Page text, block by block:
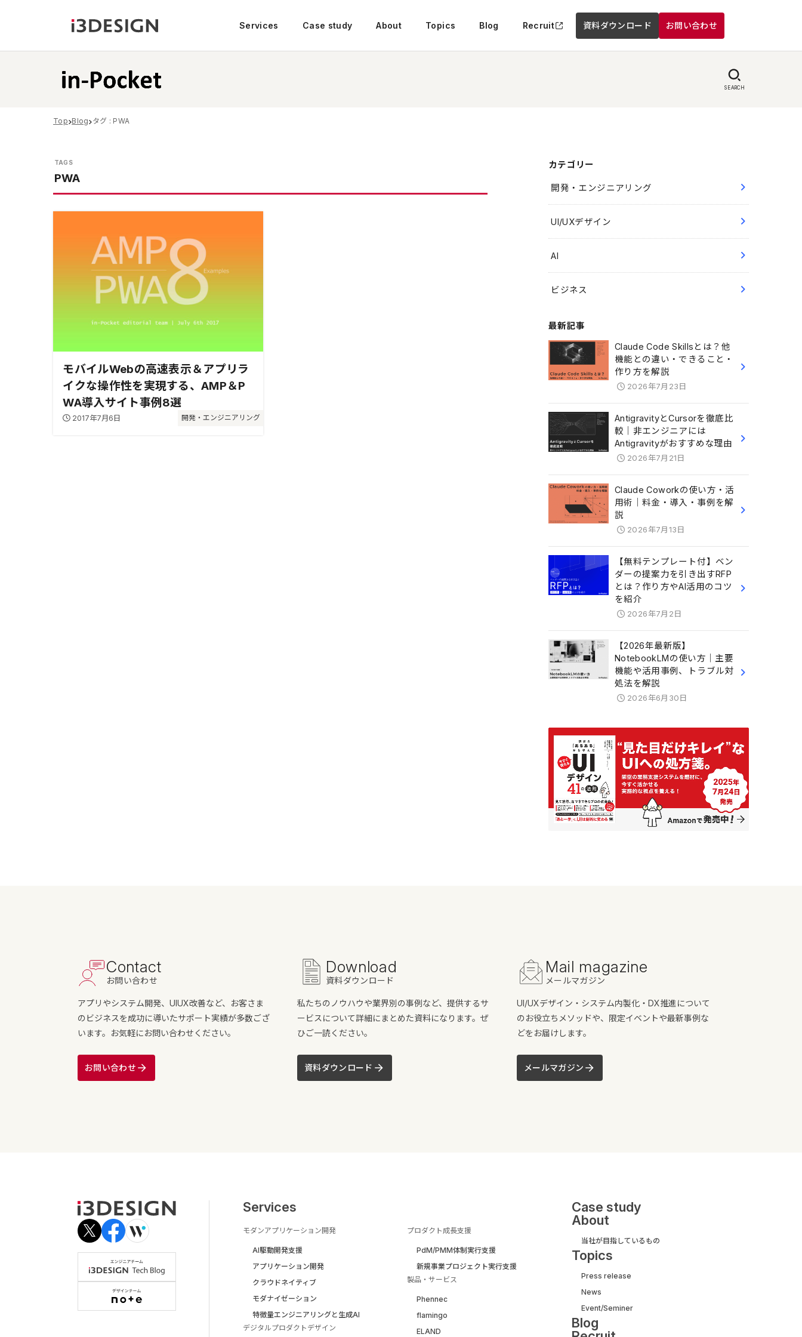
Services Case study About Topics Blog Recruit 資料ダウンロード お問い合わせ
SEARCH
Top Blog タグ : PWA
PWA
開発・エンジニアリング
モバイルWebの高速表示＆アプリラ
イクな操作性を実現する、AMP＆P
WA導入サイト事例8選
2017年7月6日
カテゴリー
開発・エンジニアリング
UI/UXデザイン
AI
ビジネス
最新記事
Claude Code Skillsとは？他
機能との違い・できること・
作り方を解説
2026年7月23日
AntigravityとCursorを徹底比
較｜非エンジニアには
Antigravityがおすすめな理由
2026年7月21日
Claude Coworkの使い方・活
用術｜料金・導入・事例を解
説
2026年7月13日
【無料テンプレート付】ベン
ダーの提案力を引き出すRFP
とは？作り方やAI活用のコツ
を紹介
2026年7月2日
【2026年最新版】
NotebookLMの使い方｜主要
機能や活用事例、トラブル対
処法を解説
2026年6月30日
Contact
お問い合わせ
アプリやシステム開発、UIUX改善など、お客さま
のビジネスを成功に導いたサポート実績が多数ござ
います。お気軽にお問い合わせください。
お問い合わせ
Download
資料ダウンロード
私たちのノウハウや業界別の事例など、提供するサ
ービスについて詳細にまとめた資料になります。ぜ
ひご一読ください。
資料ダウンロード
Mail magazine
メールマガジン
UI/UXデザイン・システム内製化・DX推進について
のお役立ちメソッドや、限定イベントや最新事例な
どをお届けします。
メールマガジン
Services
モダンアプリケーション開発
AI駆動開発支援
アプリケーション開発
クラウドネイティブ
モダナイゼーション
特徴量エンジニアリングと生成AI
デジタルプロダクトデザイン
プロダクト成長支援
PdM/PMM体制実行支援
新規事業プロジェクト実行支援
製品・サービス
Phennec
flamingo
ELAND
Case study
About
当社が目指しているもの
Topics
Press release
News
Event/Seminer
Blog